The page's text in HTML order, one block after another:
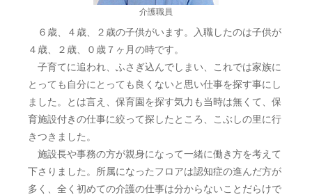
介護職員
６歳、４歳、２歳の子供がいます。入職したのは子供が
４歳、２歳、０歳７ヶ月の時です。
子育てに追われ、ふさぎ込んでしまい、これでは家族に
とっても自分にとっても良くないと思い仕事を探す事にし
ました。とは言え、保育園を探す気力も当時は無くて、保
育施設付きの仕事に絞って探したところ、こぶしの里に行
きつきました。
施設長や事務の方が親身になって一緒に働き方を考えて
下さりました。所属になったフロアは認知症の進んだ方が
多く、全く初めての介護の仕事は分からないことだらけで